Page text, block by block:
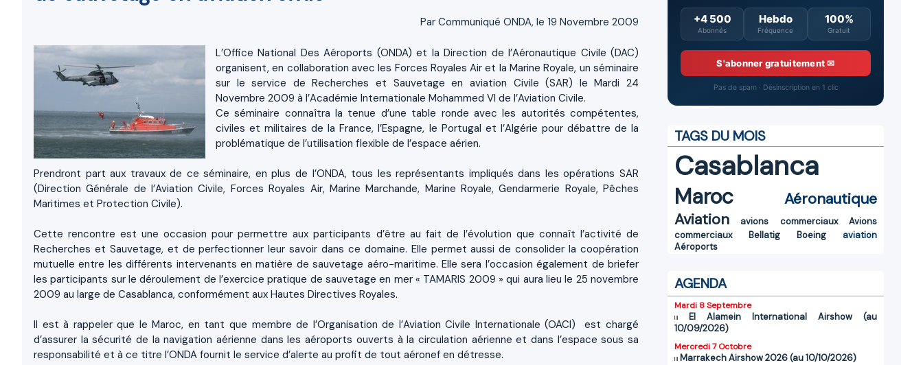
Par Communiqué ONDA, le 19 Novembre 2009
L’Office National Des Aéroports (ONDA) et la Direction de l’Aéronautique Civile (DAC)
organisent, en collaboration avec les Forces Royales Air et la Marine Royale, un séminaire
sur le service de Recherches et Sauvetage en aviation Civile (SAR) le Mardi 24
Novembre 2009 à l’Académie Internationale Mohammed VI de l’Aviation Civile.
Ce séminaire connaîtra la tenue d’une table ronde avec les autorités compétentes,
civiles et militaires de la France, l’Espagne, le Portugal et l’Algérie pour débattre de la
problématique de l’utilisation flexible de l’espace aérien.
Prendront part aux travaux de ce séminaire, en plus de l’ONDA, tous les représentants impliqués dans les opérations SAR
(Direction Générale de l’Aviation Civile, Forces Royales Air, Marine Marchande, Marine Royale, Gendarmerie Royale, Pêches
Maritimes et Protection Civile).
Cette rencontre est une occasion pour permettre aux participants d’être au fait de l’évolution que connaît l’activité de
Recherches et Sauvetage, et de perfectionner leur savoir dans ce domaine. Elle permet aussi de consolider la coopération
mutuelle entre les différents intervenants en matière de sauvetage aéro-maritime. Elle sera l’occasion également de briefer
les participants sur le déroulement de l’exercice pratique de sauvetage en mer « TAMARIS 2009 » qui aura lieu le 25 novembre
2009 au large de Casablanca, conformément aux Hautes Directives Royales.
Il est à rappeler que le Maroc, en tant que membre de l’Organisation de l’Aviation Civile Internationale (OACI) est chargé
d’assurer la sécurité de la navigation aérienne dans les aéroports ouverts à la circulation aérienne et dans l’espace sous sa
responsabilité et à ce titre l’ONDA fournit le service d’alerte au profit de tout aéronef en détresse.
+4 500
Abonnés
Hebdo
Fréquence
100%
Gratuit
S'abonner gratuitement ✉
Pas de spam · Désinscription en 1 clic
TAGS DU MOIS
Casablanca
Maroc
Aéronautique
Aviation
avions commerciaux
Avions
commerciaux
Bellatig Boeing
aviation
Aéroports
AGENDA
Mardi 8 Septembre
El Alamein International Airshow (au
10/09/2026)
Mercredi 7 Octobre
Marrakech Airshow 2026 (au 10/10/2026)